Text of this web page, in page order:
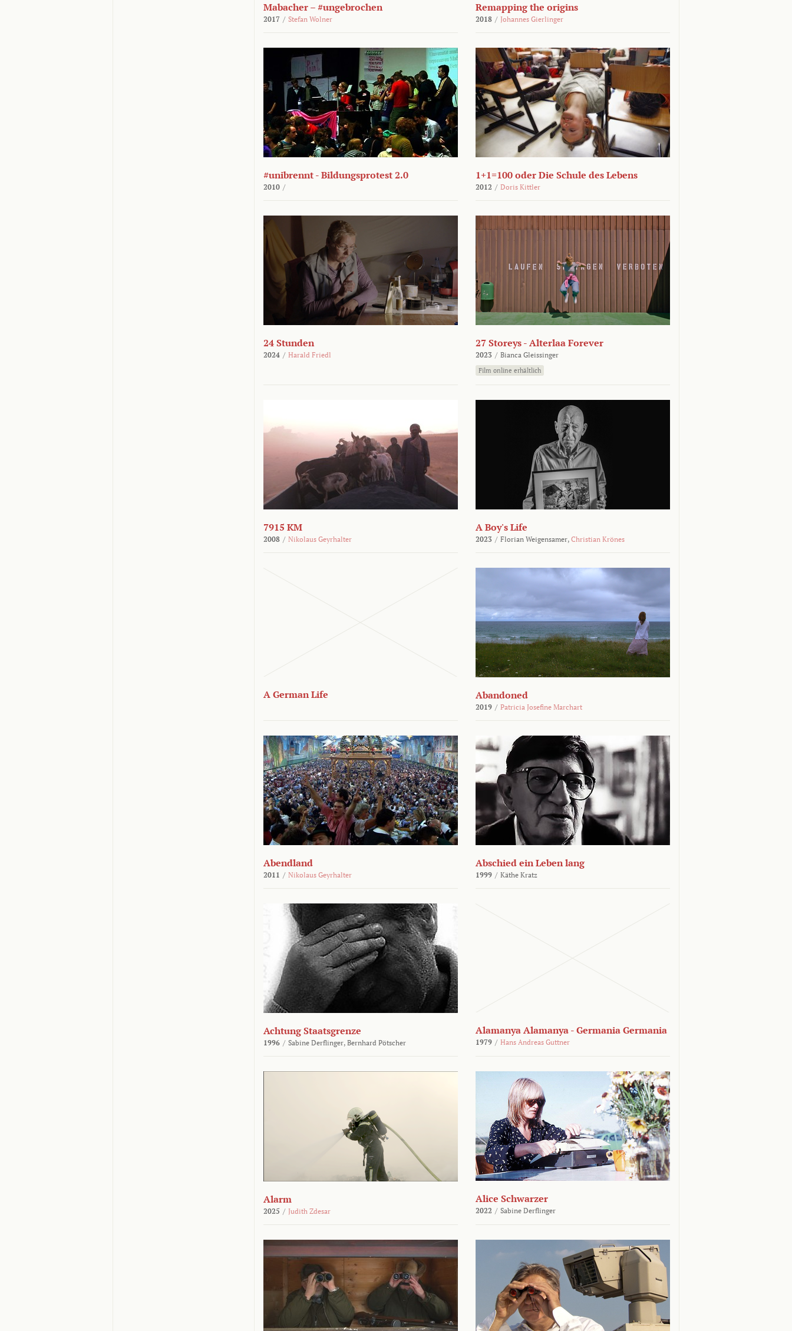
Mabacher – #ungebrochen
2017 / Stefan Wolner
Remapping the origins
2018 / Johannes Gierlinger
#unibrennt - Bildungsprotest 2.0
2010 /
1+1=100 oder Die Schule des Lebens
2012 / Doris Kittler
24 Stunden
2024 / Harald Friedl
27 Storeys - Alterlaa Forever
2023 / Bianca Gleissinger
Film online erhältlich
7915 KM
2008 / Nikolaus Geyrhalter
A Boy's Life
2023 / Florian Weigensamer, Christian Krönes
A German Life Abandoned
2019 / Patricia Josefine Marchart
Abendland
2011 / Nikolaus Geyrhalter
Abschied ein Leben lang
1999 / Käthe Kratz
Achtung Staatsgrenze
1996 / Sabine Derflinger, Bernhard Pötscher
Alamanya Alamanya - Germania Germania
1979 / Hans Andreas Guttner
Alarm
2025 / Judith Zdesar
Alice Schwarzer
2022 / Sabine Derflinger